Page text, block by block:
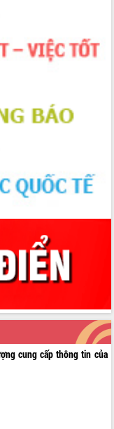
cung cấp thông tin của